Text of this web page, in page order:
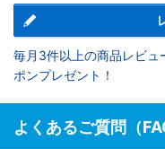
毎月3件以上の商品レビ
ポンプレゼント！
よくあるご質問（